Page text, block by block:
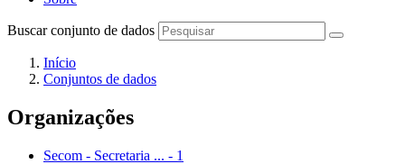
Buscar conjunto de dados
Início
Conjuntos de dados
Organizações
Secom - Secretaria ... - 1